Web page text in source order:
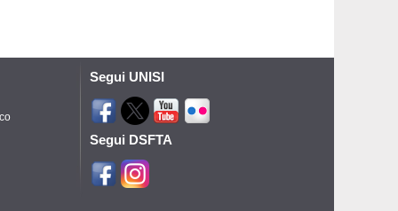
Segui UNISI
Segui DSFTA